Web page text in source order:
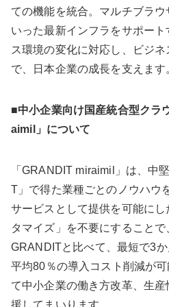
ての機能を統合。マルチブラ
いった最新インフラをサポー
ス環境の変化に対応し、ビジ
で、日本企業の成長を支えます
■中小企業向け国産統合型クラ
aimil」について
「GRANDIT miraimil」は、中
T」で得た業種ごとのノウハウ
サービスとして提供を可能に
タマイズ」を不要にすること
GRANDITと比べて、最短で3
平均80％の導入コスト削減が可
て中小企業の働き方改革、生
援してまいります。